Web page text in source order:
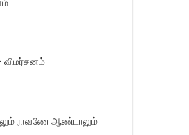
விமர்சனம்
ராவணே ஆண்டாலும்